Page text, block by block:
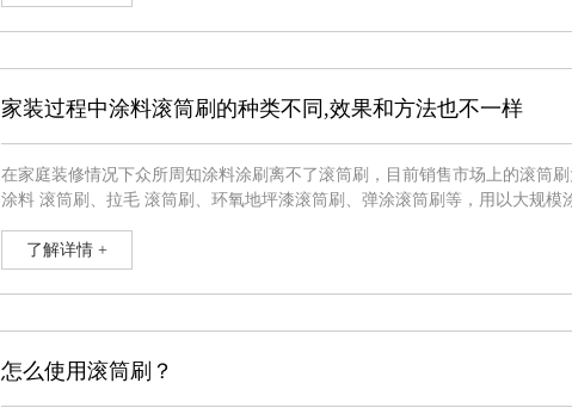
家装过程中涂料滚筒刷的种类不同,效果和方法也不一样
在家庭装修情况下众所周知涂料涂刷离不了滚筒刷，目前销售市场上的滚筒
涂料 滚筒刷、拉毛 滚筒刷、环氧地坪漆滚筒刷、弹涂滚筒刷等，用以大规模
情况下涂料工程施工滚筒刷
了解详情 +
怎么使用滚筒刷？